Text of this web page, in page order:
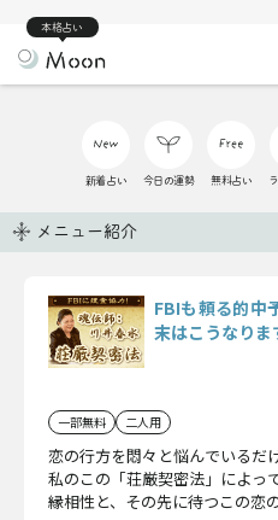
本格占い
新着占い 今日の運勢 無料占い
メニュー紹介
FBIも頼る的
末はこうなりま
一部無料 二人用
恋の行方を悶々と悩んでいるだ
私のこの「荘厳契密法」によっ
縁相性と、その先に待つこの恋